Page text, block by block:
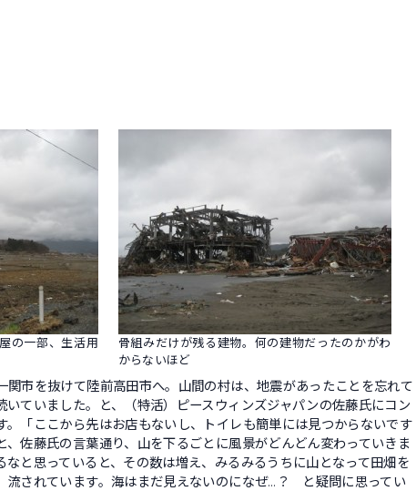
の一部、生活用
骨組みだけが残る建物。何の建物だったのかがわ
からないほど
市を抜けて陸前高田市へ。山間の村は、地震があったことを忘れて
いていました。と、（特活）ピースウィンズジャパンの佐藤氏にコン
。「ここから先はお店もないし、トイレも簡単には見つからないです
、佐藤氏の言葉通り、山を下るごとに風景がどんどん変わっていきま
なと思っていると、その数は増え、みるみるうちに山となって田畑を
流されています。海はまだ見えないのになぜ…？ と疑問に思ってい